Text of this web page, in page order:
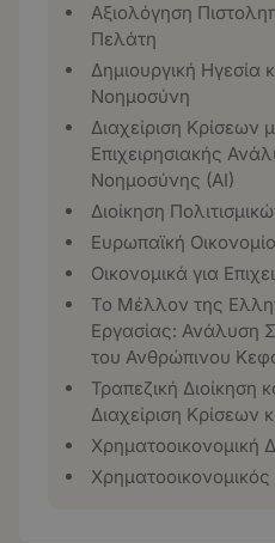
Αξιολόγηση
Πελάτη
Δημιουργική Ηγεσία
Νοημοσύνη
Διαχείριση Κρίσεων
Επιχειρησιακής
Νοημοσύνης (ΑΙ)
Διοίκηση
Ευρωπαϊκή
Οικονομικά για
Το Μέλλον της
Εργασίας: Ανάλυση
του Ανθρώπινου
Τραπεζική Διοίκηση
Διαχείριση Κρίσεων
Χρηματοοικονομική